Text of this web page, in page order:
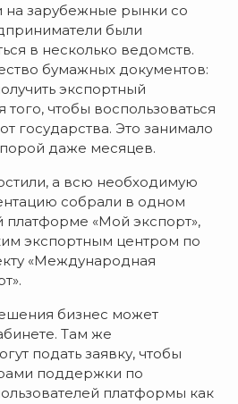
на зарубежные рынки со
были
в несколько ведомств.
бумажных документов:
экспортный
того, чтобы воспользоваться
государства. Это занимало
даже месяцев.
а всю необходимую
собрали в одном
платформе «Мой экспорт»,
экспортным центром по
«Международная
бизнес может
Там же
подать заявку, чтобы
поддержки по
платформы как